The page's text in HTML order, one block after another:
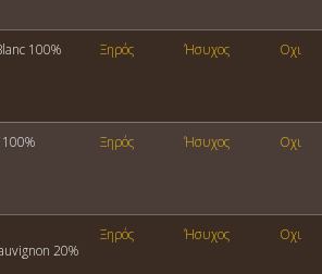
100% Ξηρός Ήσυχος Οχι
Ξηρός Ήσυχος Οχι
20%
Ξηρός Ήσυχος Οχι